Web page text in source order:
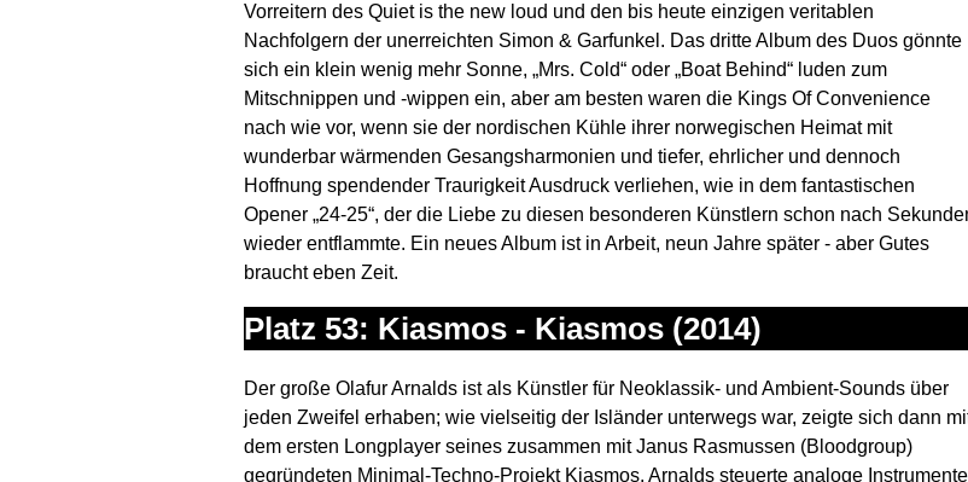
Vorreitern des Quiet is the new loud und den bis heute einzigen veritablen
Nachfolgern der unerreichten Simon & Garfunkel. Das dritte Album des Duos gönnte
sich ein klein wenig mehr Sonne, „Mrs. Cold“ oder „Boat Behind“ luden zum
Mitschnippen und -wippen ein, aber am besten waren die Kings Of Convenience
nach wie vor, wenn sie der nordischen Kühle ihrer norwegischen Heimat mit
wunderbar wärmenden Gesangsharmonien und tiefer, ehrlicher und dennoch
Hoffnung spendender Traurigkeit Ausdruck verliehen, wie in dem fantastischen
Opener „24-25“, der die Liebe zu diesen besonderen Künstlern schon nach
wieder entflammte. Ein neues Album ist in Arbeit, neun Jahre später - aber Gutes
braucht eben Zeit.
Platz 53: Kiasmos - Kiasmos (2014)
Der große Olafur Arnalds ist als Künstler für Neoklassik- und Ambient-Sounds über
jeden Zweifel erhaben; wie vielseitig der Isländer unterwegs war, zeigte sich dann
dem ersten Longplayer seines zusammen mit Janus Rasmussen (Bloodgroup)
gegründeten Minimal-Techno-Projekt Kiasmos. Arnalds steuerte analoge Instrumente